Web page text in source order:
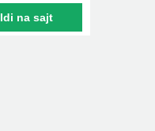
Idi na sajt